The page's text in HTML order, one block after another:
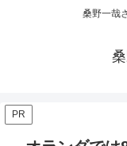
桑野一哉
PR